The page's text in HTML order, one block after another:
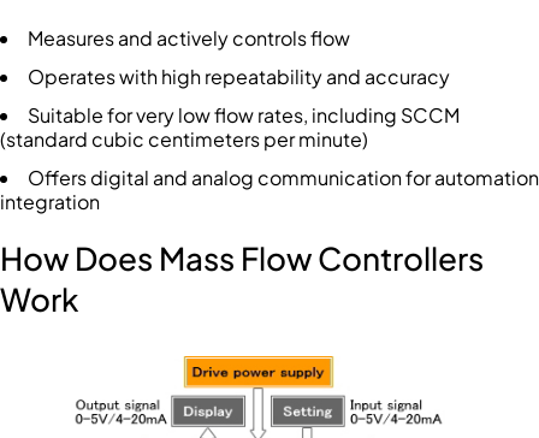
Measures and actively controls flow
Operates with high repeatability and accuracy
Suitable for very low flow rates, including SCCM
(standard cubic centimeters per minute)
Offers digital and analog communication for automation
integration
How Does Mass Flow Controllers
Work